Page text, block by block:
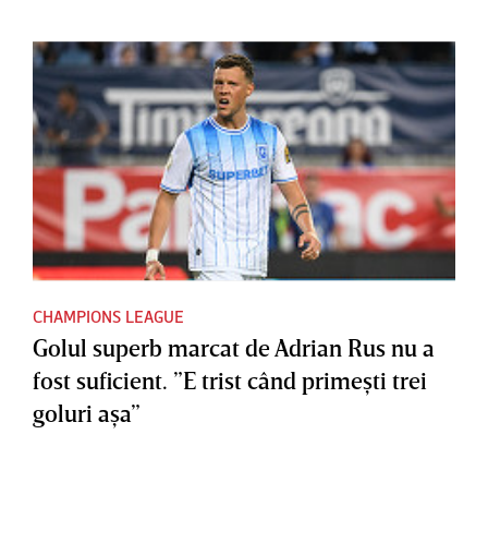
CHAMPIONS LEAGUE
Golul superb marcat de Adrian Rus nu a
fost suficient. ”E trist când primeşti trei
goluri aşa”